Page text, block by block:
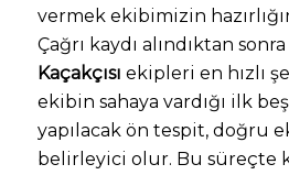
vermek ekibimizin
Çağrı kaydı alındıktan sonra
Kaçakçısı ekipleri en hızlı
ekibin sahaya vardığı ilk
yapılacak ön tespit, doğru
belirleyici olur. Bu süreçte